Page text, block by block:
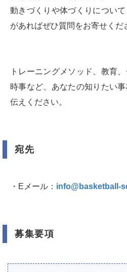
動きづくりや体づくりについ
があればぜひ質問をお寄せくだ
トレーニングメソッド、教育
時事など、あなたの知りたい
伝えください。
宛先
・Eメール： info@basketball-
募集要項